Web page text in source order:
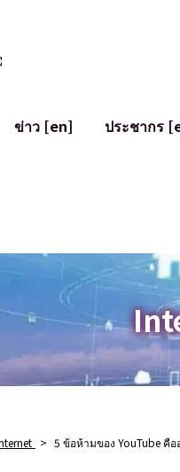
ข่าว [en]
ประชากร
คล
AI
อาชญากรร
> 5 ข้อห้ามของ YouTube คื